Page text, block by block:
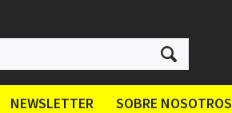
NEWSLETTER SOBRE NOSOTROS